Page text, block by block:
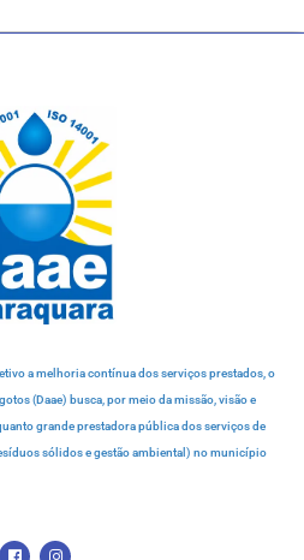
a melhoria contínua dos serviços prestados, o
(Daae) busca, por meio da missão, visão e
grande prestadora pública dos serviços de
sólidos e gestão ambiental) no município